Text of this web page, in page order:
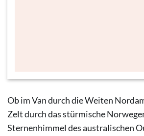
© Miriam Menz
Ob im Van durch die Weiten
Zelt durch das stürmische
Sternenhimmel des australischen